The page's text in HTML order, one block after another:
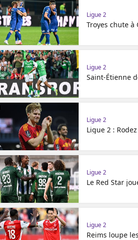
Ligue 2
Troyes chute
Ligue 2
Saint-Étienne
Ligue 2
Ligue 2 :
Ligue 2
Le Red Star
Ligue 2
Reims loupe